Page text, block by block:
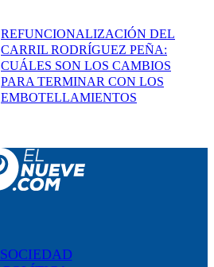
REFUNCIONALIZACIÓN DEL
CARRIL RODRÍGUEZ PEÑA:
CUÁLES SON LOS CAMBIOS
PARA TERMINAR CON LOS
EMBOTELLAMIENTOS
SOCIEDAD